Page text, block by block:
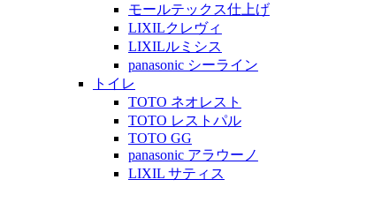
モールテックス仕上げ
LIXILクレヴィ
LIXILルミシス
panasonic シーライン
トイレ
TOTO ネオレスト
TOTO レストパル
TOTO GG
panasonic アラウーノ
LIXIL サティス